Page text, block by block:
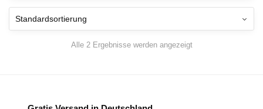
Alle 2 Ergebnisse werden angezeigt